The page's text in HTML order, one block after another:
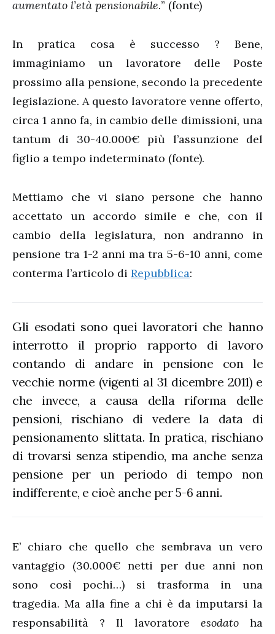
aumentato l’età pensionabile.” (fonte)
In pratica cosa è successo ? Bene,
immaginiamo un lavoratore delle Poste
prossimo alla pensione, secondo la precedente
legislazione. A questo lavoratore venne offerto,
circa 1 anno fa, in cambio delle dimissioni, una
tantum di 30-40.000€ più l’assunzione del
figlio a tempo indeterminato (fonte).
Mettiamo che vi siano persone che hanno
accettato un accordo simile e che, con il
cambio della legislatura, non andranno in
pensione tra 1-2 anni ma tra 5-6-10 anni, come
conterma l’articolo di Repubblica:
Gli esodati sono quei lavoratori che hanno
interrotto il proprio rapporto di lavoro
contando di andare in pensione con le
vecchie norme (vigenti al 31 dicembre 2011) e
che invece, a causa della riforma delle
pensioni, rischiano di vedere la data di
pensionamento slittata. In pratica, rischiano
di trovarsi senza stipendio, ma anche senza
pensione per un periodo di tempo non
indifferente, e cioè anche per 5-6 anni.
E’ chiaro che quello che sembrava un vero
vantaggio (30.000€ netti per due anni non
sono così pochi…) si trasforma in una
tragedia. Ma alla fine a chi è da imputarsi la
responsabilità ? Il lavoratore esodato ha